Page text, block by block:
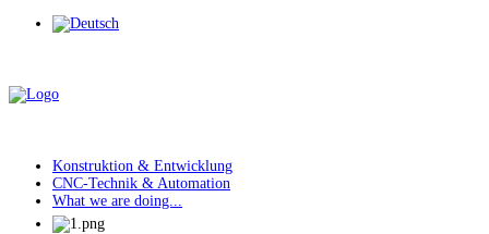
Konstruktion & Entwicklung
CNC-Technik & Automation
What we are doing...